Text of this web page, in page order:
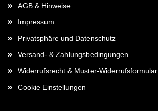
AGB & Hinweise
Impressum
Privatsphäre und Datenschutz
Versand- & Zahlungsbedingungen
Widerrufsrecht & Muster-Widerrufsformular
Cookie Einstellungen